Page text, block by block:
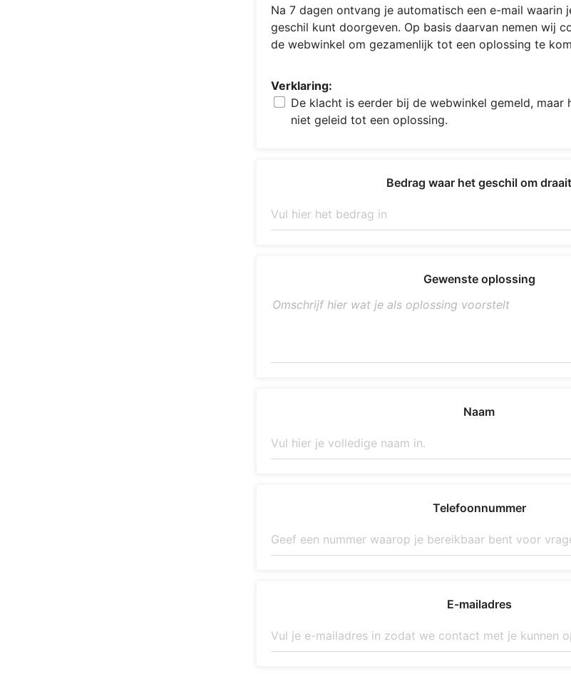
Na 7 dagen ontvang je automatisch een e-mail waarin
geschil kunt doorgeven. Op basis daarvan nemen wij
de webwinkel om gezamenlijk tot een oplossing te
Verklaring:
De klacht is eerder bij de webwinkel gemeld, maar
niet geleid tot een oplossing.
Bedrag waar het geschil om draait
Gewenste oplossing
Naam
Telefoonnummer
E-mailadres